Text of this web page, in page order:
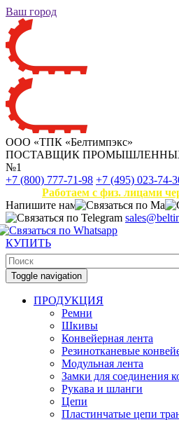
Ваш город
ООО «ТПК «Белтимпэкс»
ПОСТАВЩИК
№1
+7 (800) 777-71-98 +7 (495) 023-74-
Работаем с физ. лицами
Напишите нам
КУПИТЬ
Toggle navigation
ПРОДУКЦИЯ
Ремни
Шкивы
Конвейерная лента
Резинотканевые
Модульная лента
Замки для соединения
Рукава и шланги
Цепи
Пластинчатые цепи